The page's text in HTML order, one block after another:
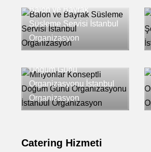
Balon ve Bayrak
Süsleme Servisi İstanbul
Organizasyon
Doğum Günü
Organizasyonu İstanbul
Organizasyon
Catering Hizmeti